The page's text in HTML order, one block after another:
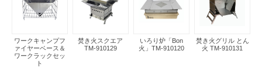
ワークキャンプフ
ァイヤーベース＆
ワークラックセッ
ト
焚き火スクエア
TM-910129
いろり炉「Bon
火」TM-910120
焚き火グリル とん
火 TM-910131